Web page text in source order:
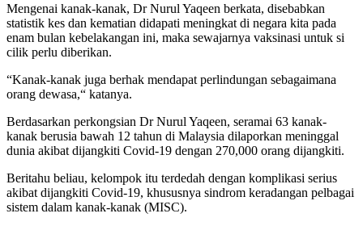
Mengenai kanak-kanak, Dr Nurul Yaqeen berkata, disebabkan
statistik kes dan kematian didapati meningkat di negara kita pada
enam bulan kebelakangan ini, maka sewajarnya vaksinasi untuk si
cilik perlu diberikan.
“Kanak-kanak juga berhak mendapat perlindungan sebagaimana
orang dewasa,“ katanya.
Berdasarkan perkongsian Dr Nurul Yaqeen, seramai 63 kanak-
kanak berusia bawah 12 tahun di Malaysia dilaporkan meninggal
dunia akibat dijangkiti Covid-19 dengan 270,000 orang dijangkiti.
Beritahu beliau, kelompok itu terdedah dengan komplikasi serius
akibat dijangkiti Covid-19, khususnya sindrom keradangan pelbagai
sistem dalam kanak-kanak (MISC).